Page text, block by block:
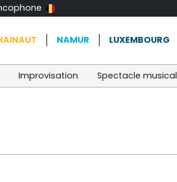
NAMUR LUXEMBOURG
Improvisation Spectacle musical